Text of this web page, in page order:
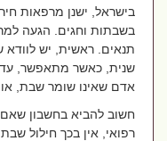
בשבתות וחגים. הגעה
תנאים. ראשית, יש לוודא
שנית, כאשר מתאפשר,
אדם שאינו שומר שבת, או
חשוב להביא בחשבון שאם
רפואי, אין בכך חילול